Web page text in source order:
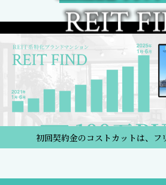
初回契約金のコストカットは、フ